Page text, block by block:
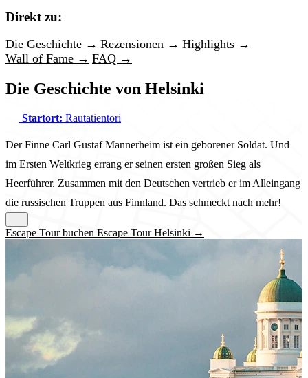
Direkt zu:
Die Geschichte → Rezensionen → Highlights →
Wall of Fame → FAQ →
Die Geschichte von Helsinki
Startort: Rautatientori
Der Finne Carl Gustaf Mannerheim ist ein geborener Soldat. Und
im Ersten Weltkrieg errang er seinen ersten großen Sieg als
Heerführer. Zusammen mit den Deutschen vertrieb er im Alleingang
die russischen Truppen aus Finnland. Das schmeckt nach mehr!
Escape Tour buchen Escape Tour Helsinki →